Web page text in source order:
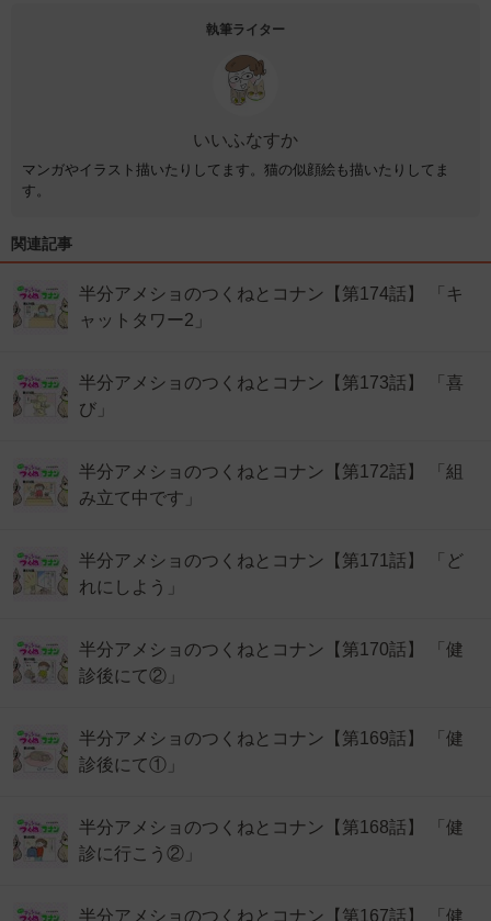
執筆ライター
いいふなすか
マンガやイラスト描いたりしてます。猫の似顔絵も描いたりしてま
す。
関連記事
半分アメショのつくねとコナン【第174話】 「キ
ャットタワー2」
半分アメショのつくねとコナン【第173話】 「喜
び」
半分アメショのつくねとコナン【第172話】 「組
み立て中です」
半分アメショのつくねとコナン【第171話】 「ど
れにしよう」
半分アメショのつくねとコナン【第170話】 「健
診後にて②」
半分アメショのつくねとコナン【第169話】 「健
診後にて①」
半分アメショのつくねとコナン【第168話】 「健
診に行こう②」
半分アメショのつくねとコナン【第167話】 「健